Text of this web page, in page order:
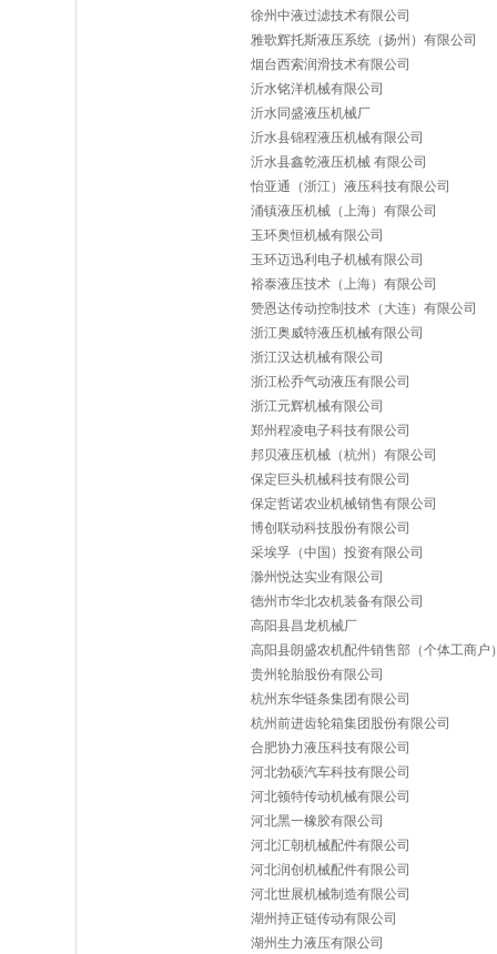
徐州中液过滤技术有限公司
雅歌辉托斯液压系统（扬州）有限公司
烟台西索润滑技术有限公司
沂水铭洋机械有限公司
沂水同盛液压机械厂
沂水县锦程液压机械有限公司
沂水县鑫乾液压机械 有限公司
怡亚通（浙江）液压科技有限公司
涌镇液压机械（上海）有限公司
玉环奥恒机械有限公司
玉环迈迅利电子机械有限公司
裕泰液压技术（上海）有限公司
赞恩达传动控制技术（大连）有限公司
浙江奥威特液压机械有限公司
浙江汉达机械有限公司
浙江松乔气动液压有限公司
浙江元辉机械有限公司
郑州程凌电子科技有限公司
邦贝液压机械（杭州）有限公司
保定巨头机械科技有限公司
保定哲诺农业机械销售有限公司
博创联动科技股份有限公司
采埃孚（中国）投资有限公司
滁州悦达实业有限公司
德州市华北农机装备有限公司
高阳县昌龙机械厂
高阳县朗盛农机配件销售部（个体工商户
贵州轮胎股份有限公司
杭州东华链条集团有限公司
杭州前进齿轮箱集团股份有限公司
合肥协力液压科技有限公司
河北勃硕汽车科技有限公司
河北顿特传动机械有限公司
河北黑一橡胶有限公司
河北汇朝机械配件有限公司
河北润创机械配件有限公司
河北世展机械制造有限公司
湖州持正链传动有限公司
湖州生力液压有限公司